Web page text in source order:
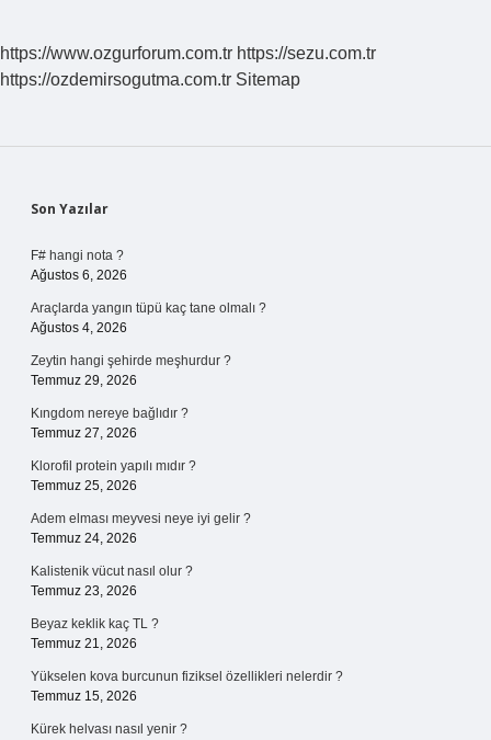
https://www.ozgurforum.com.tr https://sezu.com.tr
https://ozdemirsogutma.com.tr Sitemap
Sidebar
Son Yazılar
F# hangi nota ?
Ağustos 6, 2026
Araçlarda yangın tüpü kaç tane olmalı ?
Ağustos 4, 2026
Zeytin hangi şehirde meşhurdur ?
Temmuz 29, 2026
Kıngdom nereye bağlıdır ?
Temmuz 27, 2026
Klorofil protein yapılı mıdır ?
Temmuz 25, 2026
Adem elması meyvesi neye iyi gelir ?
Temmuz 24, 2026
Kalistenik vücut nasıl olur ?
Temmuz 23, 2026
Beyaz keklik kaç TL ?
Temmuz 21, 2026
Yükselen kova burcunun fiziksel özellikleri nelerdir ?
Temmuz 15, 2026
Kürek helvası nasıl yenir ?